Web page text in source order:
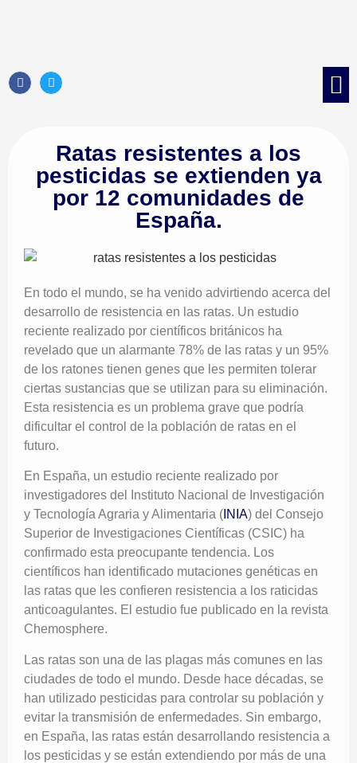
Ratas resistentes a los
pesticidas se extienden ya
por 12 comunidades de
España.
En todo el mundo, se ha venido advirtiendo acerca del
desarrollo de resistencia en las ratas. Un estudio
reciente realizado por científicos británicos ha
revelado que un alarmante 78% de las ratas y un 95%
de los ratones tienen genes que les permiten tolerar
ciertas sustancias que se utilizan para su eliminación.
Esta resistencia es un problema grave que podría
dificultar el control de la población de ratas en el
futuro.
En España, un estudio reciente realizado por
investigadores del Instituto Nacional de Investigación
y Tecnología Agraria y Alimentaria ( INIA) del Consejo
Superior de Investigaciones Científicas (CSIC) ha
confirmado esta preocupante tendencia. Los
científicos han identificado mutaciones genéticas en
las ratas que les confieren resistencia a los raticidas
anticoagulantes. El estudio fue publicado en la revista
Chemosphere.
Las ratas son una de las plagas más comunes en las
ciudades de todo el mundo. Desde hace décadas, se
han utilizado pesticidas para controlar su población y
evitar la transmisión de enfermedades. Sin embargo,
en España, las ratas están desarrollando resistencia a
los pesticidas y se están extendiendo por más de una